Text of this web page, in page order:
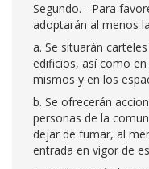
Segundo. - Para
adoptarán al menos
a. Se situarán
edificios, así como
mismos y en los
b. Se ofrecerán
personas de la
dejar de fumar, al
entrada en vigor de